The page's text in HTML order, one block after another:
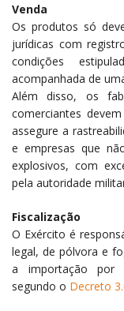
Venda
Os produtos só
jurídicas com
condições
acompanhada de
Além disso, os
comerciantes
assegure a
e empresas que
explosivos, com
pela autoridade
Fiscalização
O Exército é
legal, de pólvora e
a importação por
segundo o Decreto